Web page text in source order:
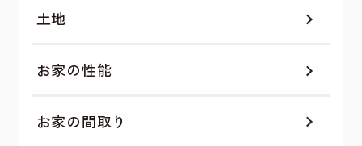
土地
お家の性能
お家の間取り